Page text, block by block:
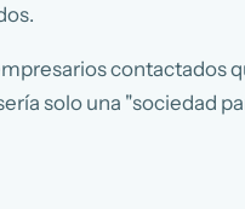
contactados
solo una "sociedad